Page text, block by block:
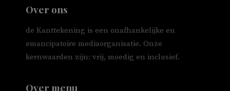
Over ons
de Kanttekening is een onafhankelijke en
emancipatoire mediaorganisatie. Onze
kernwaarden zijn: vrij, moedig en inclusief.
Over menu